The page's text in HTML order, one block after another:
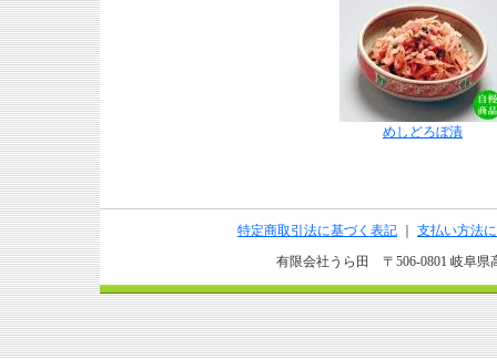
めしどろぼ漬
特定商取引法に基づく表記
支払い方法
有限会社うら田 〒506-0801 岐阜県